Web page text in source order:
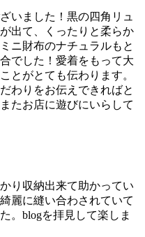
いました！黒の四角リュ
出て、くったりと柔らか
ニ財布のナチュラルもと
でした！愛着をもって大
とがとても伝わります。
わりをお伝えできればと
たお店に遊びにいらして
り収納出来て助かってい
麗に縫い合わされていて
。blogを拝見して楽しま